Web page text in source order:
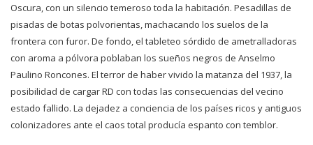
Oscura, con un silencio temeroso toda la habitación. Pesadillas de
pisadas de botas polvorientas, machacando los suelos de la
frontera con furor. De fondo, el tableteo sórdido de ametralladoras
con aroma a pólvora poblaban los sueños negros de Anselmo
Paulino Roncones. El terror de haber vivido la matanza del 1937, la
posibilidad de cargar RD con todas las consecuencias del vecino
estado fallido. La dejadez a conciencia de los países ricos y antiguos
colonizadores ante el caos total producía espanto con temblor.